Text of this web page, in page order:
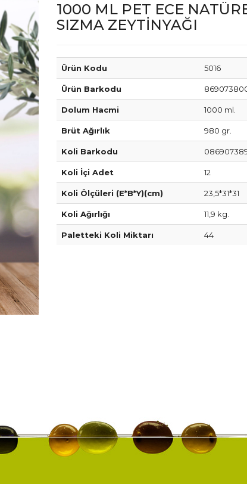
1000 ML PET ECE
SIZMA ZEYTİNYAĞI
Ürün Kodu 5016
Ürün Barkodu
Dolum Hacmi 1000 ml.
Brüt Ağırlık 980 gr.
Koli Barkodu
Koli İçi Adet 12
Koli Ölçüleri (E*B*Y)(cm) 23,5*31*31
Koli Ağırlığı 11,9 kg.
Paletteki Koli Miktarı 44